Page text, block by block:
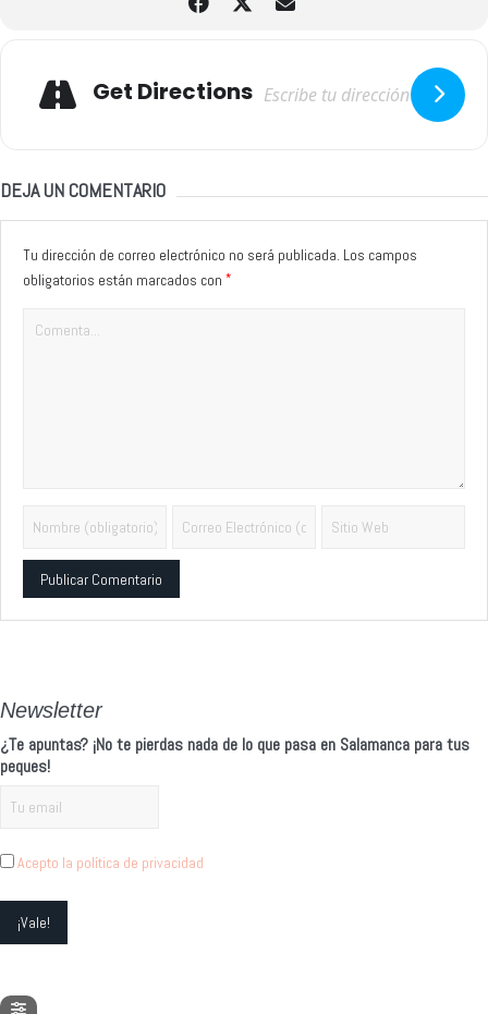
Get Directions
DEJA UN COMENTARIO
Tu dirección de correo electrónico no será publicada. Los campos
obligatorios están marcados con *
Newsletter
¿Te apuntas? ¡No te pierdas nada de lo que pasa en Salamanca para tus
peques!
Acepto la política de privacidad